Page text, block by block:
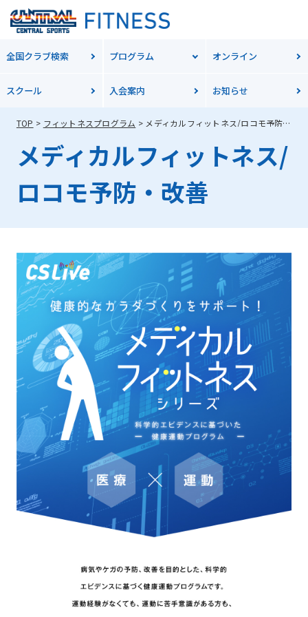
全国クラブ検索 プログラム オンライン
スクール 入会案内 お知らせ
TOP フィットネスプログラム メディカルフィットネス/ロコモ予防・改善
メディカルフィットネス/
ロコモ予防・改善